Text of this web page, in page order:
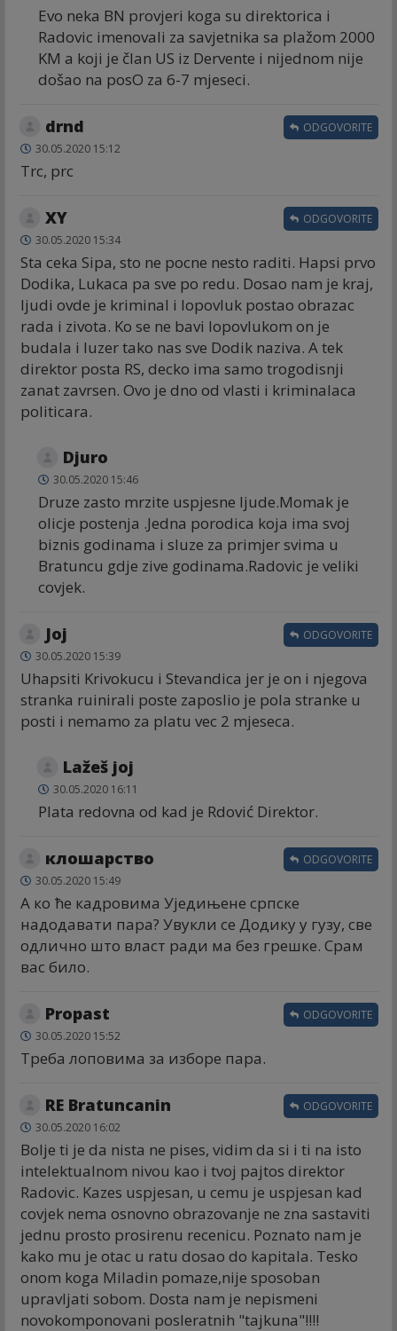
Evo neka BN provjeri koga su direktorica i
Radovic imenovali za savjetnika sa plažom 2000
KM a koji je član US iz Dervente i nijednom nije
došao na posO za 6-7 mjeseci.
drnd
30.05.2020 15:12
Trc, prc
ODGOVORITE
XY
30.05.2020 15:34
Sta ceka Sipa, sto ne pocne nesto raditi. Hapsi prvo
Dodika, Lukaca pa sve po redu. Dosao nam je kraj,
ljudi ovde je kriminal i lopovluk postao obrazac
rada i zivota. Ko se ne bavi lopovlukom on je
budala i luzer tako nas sve Dodik naziva. A tek
direktor posta RS, decko ima samo trogodisnji
zanat zavrsen. Ovo je dno od vlasti i kriminalaca
politicara.
ODGOVORITE
Djuro
30.05.2020 15:46
Druze zasto mrzite uspjesne ljude.Momak je
olicje postenja .Jedna porodica koja ima svoj
biznis godinama i sluze za primjer svima u
Bratuncu gdje zive godinama.Radovic je veliki
covjek.
Joj
30.05.2020 15:39
Uhapsiti Krivokucu i Stevandica jer je on i njegova
stranka ruinirali poste zaposlio je pola stranke u
posti i nemamo za platu vec 2 mjeseca.
ODGOVORITE
Lažeš joj
30.05.2020 16:11
Plata redovna od kad je Rdović Direktor.
клошарство
30.05.2020 15:49
А ко ће кадровима Уједињене српске
надодавати пара? Увукли се Додику у гузу, све
одлично што власт ради ма без грешке. Срам
вас било.
ODGOVORITE
Propast
30.05.2020 15:52
Треба лоповима за изборе пара.
ODGOVORITE
RE Bratuncanin
30.05.2020 16:02
Bolje ti je da nista ne pises, vidim da si i ti na isto
intelektualnom nivou kao i tvoj pajtos direktor
Radovic. Kazes uspjesan, u cemu je uspjesan kad
covjek nema osnovno obrazovanje ne zna sastaviti
jednu prosto prosirenu recenicu. Poznato nam je
kako mu je otac u ratu dosao do kapitala. Tesko
onom koga Miladin pomaze,nije sposoban
upravljati sobom. Dosta nam je nepismeni
novokomponovani posleratnih "tajkuna"!!!!
ODGOVORITE